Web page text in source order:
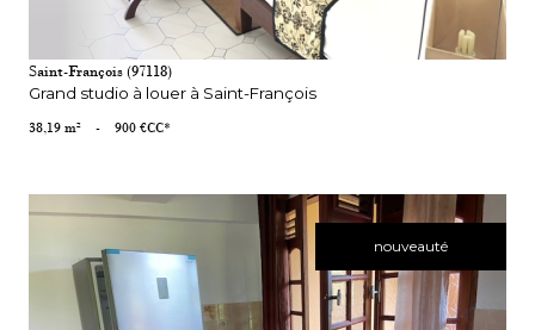
Saint-François (97118)
Grand studio à louer à Saint-François
38,19 m² - 900 €CC*
nouveauté